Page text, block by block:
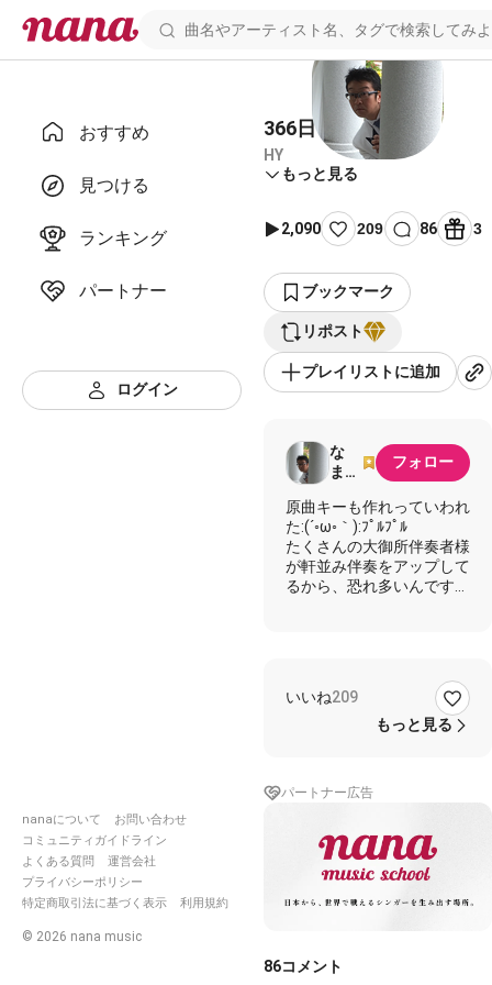
おすすめ
見つける
ランキング
パートナー
ログイン
nanaについて
お問い合わせ
コミュニティガイドライン
よくある質問
運営会社
プライバシーポリシー
特定商取引法に基づく表示
利用規約
© 2026 nana music
366日【伴奏】
HY
もっと見る
2,090 209 86 3
ブックマーク
リポスト
プレイリストに追加
な
ま。
まで
@6
サウ
ンド
フォロー
原曲キーも作れっていわれ
た:(´◦ω◦｀):ﾌﾟﾙﾌﾟﾙ
たくさんの大御所伴奏者様
が軒並み伴奏をアップして
るから、恐れ多いんです
よかったらどうぞ*ˊᵕˋ)੭ ﾁﾗ
ｯ
それでもいい
それでもいいと思えた恋だ
いつしかあなたは会う事さ
一人になると考えてしまう
いいね209
もっと見る
パートナー広告
86コメント